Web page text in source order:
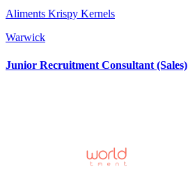
Aliments Krispy Kernels
Warwick
Junior Recruitment Consultant (Sales)